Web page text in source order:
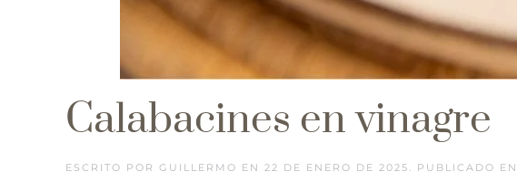
Calabacines en vinagre
ESCRITO POR GUILLERMO EN 22 DE ENERO DE 2025 . PUBLICADO EN